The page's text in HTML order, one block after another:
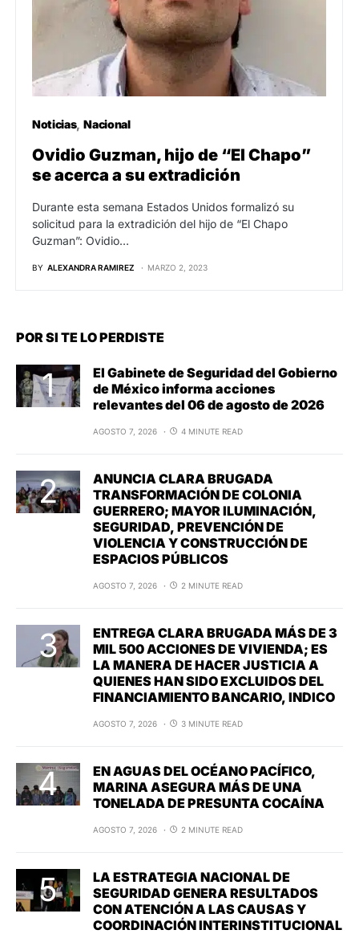
Noticias Nacional
Ovidio Guzman, hijo de “El Chapo”
se acerca a su extradición
Durante esta semana Estados Unidos formalizó su
solicitud para la extradición del hijo de “El Chapo
Guzman”: Ovidio…
BY ALEXANDRA RAMIREZ MARZO 2, 2023
POR SI TE LO PERDISTE
El Gabinete de Seguridad del Gobierno
de México informa acciones
relevantes del 06 de agosto de 2026
AGOSTO 7, 2026 4 MINUTE READ
ANUNCIA CLARA BRUGADA
TRANSFORMACIÓN DE COLONIA
GUERRERO; MAYOR ILUMINACIÓN,
SEGURIDAD, PREVENCIÓN DE
VIOLENCIA Y CONSTRUCCIÓN DE
ESPACIOS PÚBLICOS
AGOSTO 7, 2026 2 MINUTE READ
ENTREGA CLARA BRUGADA MÁS DE 3
MIL 500 ACCIONES DE VIVIENDA; ES
LA MANERA DE HACER JUSTICIA A
QUIENES HAN SIDO EXCLUIDOS DEL
FINANCIAMIENTO BANCARIO, INDICO
AGOSTO 7, 2026 3 MINUTE READ
EN AGUAS DEL OCÉANO PACÍFICO,
MARINA ASEGURA MÁS DE UNA
TONELADA DE PRESUNTA COCAÍNA
AGOSTO 7, 2026 2 MINUTE READ
LA ESTRATEGIA NACIONAL DE
SEGURIDAD GENERA RESULTADOS
CON ATENCIÓN A LAS CAUSAS Y
COORDINACIÓN INTERINSTITUCIONAL